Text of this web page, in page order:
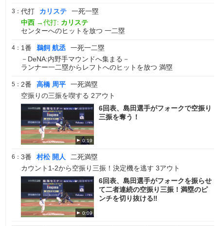
3： 代打 カリステ
一死一塁
中西 →代打: カリステ
センターへのヒットを放つ 一二塁
4： 1番 鵜飼 航丞
一死一二塁
－DeNA:内野手マウンドへ集まる－
ランナー一二塁からレフトへのヒットを放つ 満塁
5： 2番 高橋 周平
一死満塁
空振りの三振を喫する 2アウト
0:19
6回表、島田選手がフォークで空振り
三振を奪う！
6： 3番 村松 開人
二死満塁
カウント1-2から空振り三振！決定機を逃す 3アウト
0:09
6回表、島田選手がフォークを振らせ
て二者連続の空振り三振！満塁のピ
ンチを切り抜ける‼